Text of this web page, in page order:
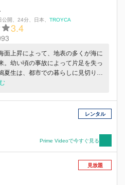
公開、 24分、 日本、 TROYCA
3.4
面上昇によって、地表の多くが海に
。幼い頃の事故によって片足を失っ
夏生は、都市での暮らしに見切りを
田舎町へと移り住んだ。身よりのな
そして借金。夏生は“失った未来”を
、祖母の遺産が眠るという海底の倉
潜る。そこで見つけたのは、棺のよ
紛うほどに精巧で感情豊かなロボッ
底からサルベージされたアトリは言
ターが残した最後の命令を果たした
れまで、わたしが夏生さんの足にな
レンタル
Prime Videoで今すぐ見る
見放題